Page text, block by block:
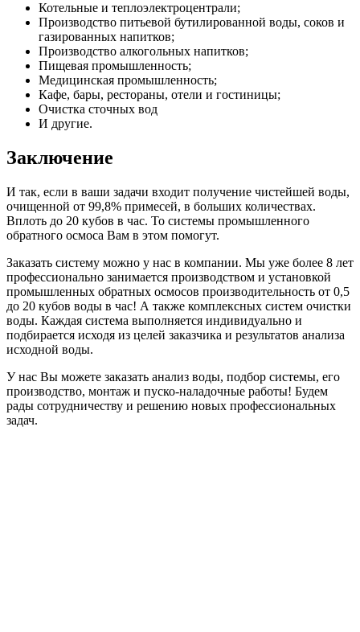
Котельные и теплоэлектроцентрали;
Производство питьевой бутилированной воды, соков и
газированных напитков;
Производство алкогольных напитков;
Пищевая промышленность;
Медицинская промышленность;
Кафе, бары, рестораны, отели и гостиницы;
Очистка сточных вод
И другие.
Заключение
И так, если в ваши задачи входит получение чистейшей воды,
очищенной от 99,8% примесей, в больших количествах.
Вплоть до 20 кубов в час. То системы промышленного
обратного осмоса Вам в этом помогут.
Заказать систему можно у нас в компании. Мы уже более 8 лет
профессионально занимается производством и установкой
промышленных обратных осмосов производительность от 0,5
до 20 кубов воды в час! А также комплексных систем очистки
воды. Каждая система выполняется индивидуально и
подбирается исходя из целей заказчика и результатов анализа
исходной воды.
У нас Вы можете заказать анализ воды, подбор системы, его
производство, монтаж и пуско-наладочные работы! Будем
рады сотрудничеству и решению новых профессиональных
задач.